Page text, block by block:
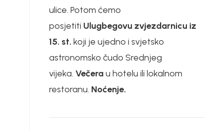
ulice. Potom ćemo
posjetiti Ulugbegovu zvjezdarnicu iz
15. st. koji je ujedno i svjetsko
astronomsko čudo Srednjeg
vijeka. Večerau hotelu ili lokalnom
restoranu. Noćenje.